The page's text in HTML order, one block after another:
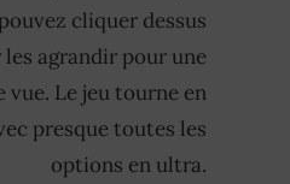
cliquer dessus
les agrandir pour une
vue. Le jeu tourne en
presque toutes les
options en ultra.